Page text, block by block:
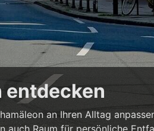
entdecken
an Ihren Alltag